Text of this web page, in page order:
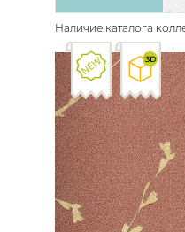
ПОМЕЩЕНИЕ
Кабинет
Коридор
Спальня
Детская
Все типы
ЦВЕТА
Наличие каталога